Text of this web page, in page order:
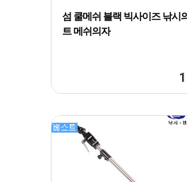
섬 쿨메쉬 블랙 빅사이즈 낚시
트 메쉬의자